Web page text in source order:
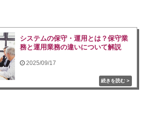
システムの保守・運用とは？保守業
務と運用業務の違いについて解説
2025/09/17